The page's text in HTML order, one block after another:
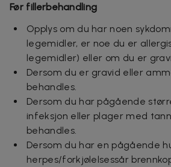
Før fillerbehandling
Opplys om du har noen
legemidler, er noe du er
legemidler) eller om du er
Dersom du er gravid eller
behandles.
Dersom du har pågående
infeksjon eller plager med
behandles.
Dersom du har en pågående
herpes/forkjølelsessår